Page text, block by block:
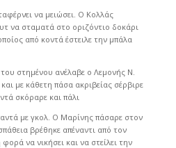
να μειώσει. Ο Κολλάς
να σταματά στο οριζόντιο δοκάρι
από κοντά έστειλε την μπάλα
στημένου ανέλαβε ο Λεμονής Ν.
με κάθετη πάσα ακριβείας σέρβιρε
σκόραρε και πάλι
με γκολ. Ο Μαρίνης πάσαρε στον
βρέθηκε απέναντι από τον
να νικήσει και να στείλει την